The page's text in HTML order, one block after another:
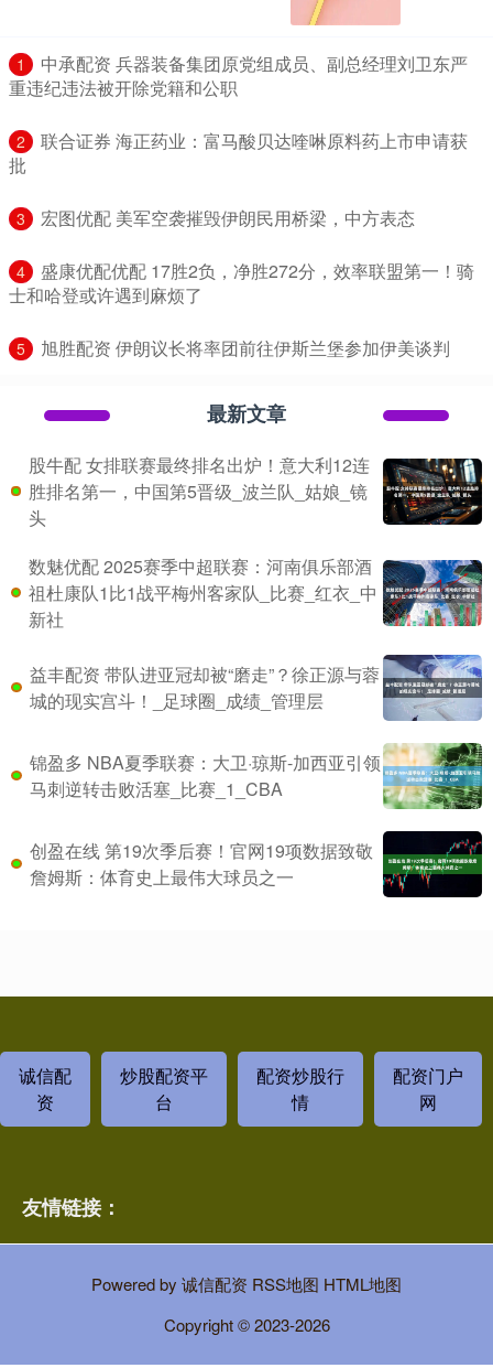
1
​中承配资 兵器装备集团原党组成员、副总经理刘卫东严
重违纪违法被开除党籍和公职
2
​联合证券 海正药业：富马酸贝达喹啉原料药上市申请获
批
3 ​宏图优配 美军空袭摧毁伊朗民用桥梁，中方表态
4
​盛康优配优配 17胜2负，净胜272分，效率联盟第一！骑
士和哈登或许遇到麻烦了
5 ​旭胜配资 伊朗议长将率团前往伊斯兰堡参加伊美谈判
最新文章
股牛配 女排联赛最终排名出炉！意大利12连
胜排名第一，中国第5晋级_波兰队_姑娘_镜
头
数魅优配 2025赛季中超联赛：河南俱乐部酒
祖杜康队1比1战平梅州客家队_比赛_红衣_中
新社
益丰配资 带队进亚冠却被“磨走”？徐正源与蓉
城的现实宫斗！_足球圈_成绩_管理层
锦盈多 NBA夏季联赛：大卫·琼斯-加西亚引领
马刺逆转击败活塞_比赛_1_CBA
创盈在线 第19次季后赛！官网19项数据致敬
詹姆斯：体育史上最伟大球员之一
诚信配
资
炒股配资平
台
配资炒股行
情
配资门户
网
友情链接：
Powered by 诚信配资 RSS地图 HTML地图
Copyright© 2023-2026